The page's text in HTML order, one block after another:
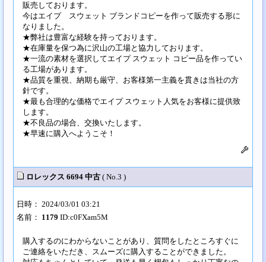
販売しております。
今はエイプ スウェット ブランドコピーを作って販売する形に
なりました。
★弊社は豊富な経験を持っております。
★在庫量を保つ為に沢山の工場と協力しております。
★一流の素材を選択してエイプ スウェット コピー品を作ってい
る工場があります。
★品質を重視、納期も厳守、お客様第一主義を貫きは当社の方
針です。
★最も合理的な価格でエイプ スウェット人気をお客様に提供致
します。
★不良品の場合、交換いたします。
★早速に購入へようこそ！
ロレックス 6694 中古 ( No.3 )
日時： 2024/03/01 03:21
名前： 1179 ID:c0FXam5M
購入するのにわからないことがあり、質問をしたところすぐに
ご連絡をいただき、スムーズに購入することができました。